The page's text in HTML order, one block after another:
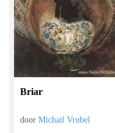
Briar
doorMichail Vrubel